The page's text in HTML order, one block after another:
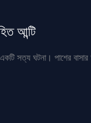
আন্টি
সত্য ঘটনা। পাশের বাসার